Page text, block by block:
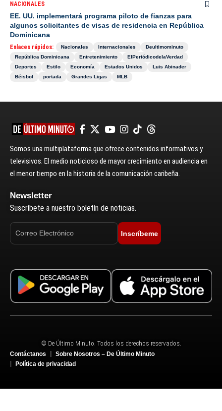
NACIONALES
EE. UU. implementará programa piloto de fianzas para
algunos solicitantes de visas de residencia en República
Dominicana
Enlaces rápidos: Nacionales Internacionales
Deultimominuto
República Dominicana
Entretenimiento
ElPeriódicodelaVerdad
Deportes
Estilo Economía Estados Unidos
Luis Abinader
Béisbol
portada Grandes Ligas MLB
Somos una multiplataforma que ofrece contenidos informativos y
televisivos. El medio noticioso de mayor crecimiento en audiencia en
el menor tiempo en la historia de la comunicación caribeña.
Newsletter
Suscríbete a nuestro boletín de noticias.
Inscríbeme
© De Último Minuto. Todos los derechos reservados.
Contáctanos
Sobre Nosotros – De Último Minuto
Política de privacidad